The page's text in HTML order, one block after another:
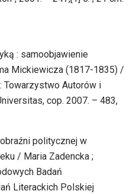
: samoobjawienie
Mickiewicza (1817-1835) /
Towarzystwo Autorów i
cop. 2007. – 483,
politycznej w
/ Maria Zadencka ;
Badań
Literackich Polskiej